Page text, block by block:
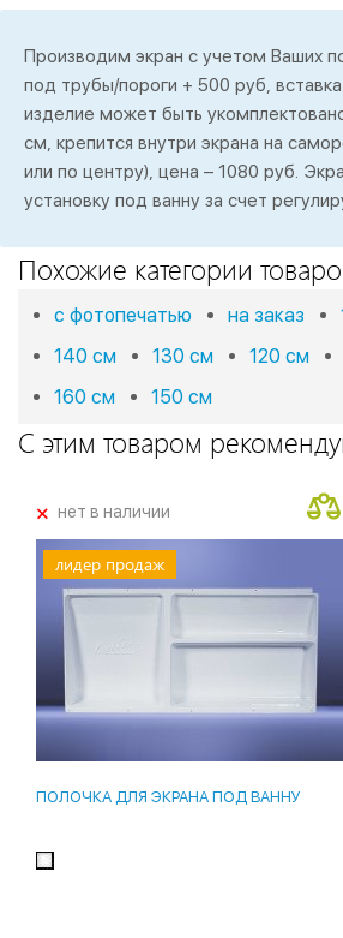
Производим экран с учетом Ваших
под трубы/пороги + 500 руб,
изделие может быть
см, крепится внутри экрана на
или по центру), цена – 1080 руб.
установку под ванну за счет
Похожие категории
с фотопечатью на заказ
140 см
130 см 120 см
160 см
150 см
С этим товаром
+нет в наличии
лидер продаж
ПОЛОЧКА ДЛЯ ЭКРАНА ПОД ВАННУ